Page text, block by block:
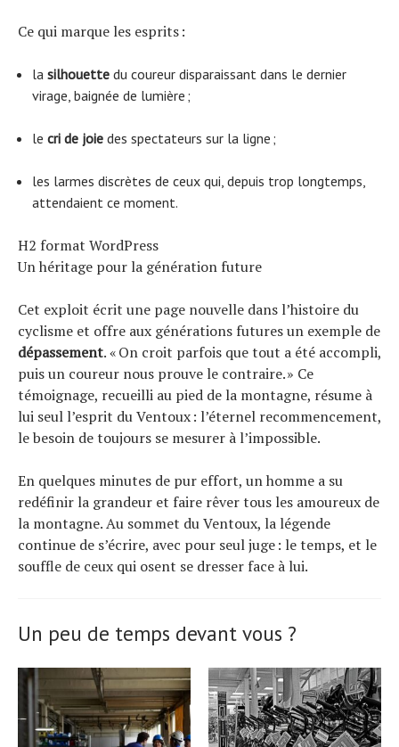
Ce qui marque les esprits :
la silhouette du coureur disparaissant dans le dernier
virage, baignée de lumière ;
le cri de joie des spectateurs sur la ligne ;
les larmes discrètes de ceux qui, depuis trop longtemps,
attendaient ce moment.
H2 format WordPress
Un héritage pour la génération future
Cet exploit écrit une page nouvelle dans l’histoire du
cyclisme et offre aux générations futures un exemple de
dépassement. « On croit parfois que tout a été accompli,
puis un coureur nous prouve le contraire. » Ce
témoignage, recueilli au pied de la montagne, résume à
lui seul l’esprit du Ventoux : l’éternel recommencement,
le besoin de toujours se mesurer à l’impossible.
En quelques minutes de pur effort, un homme a su
redéfinir la grandeur et faire rêver tous les amoureux de
la montagne. Au sommet du Ventoux, la légende
continue de s’écrire, avec pour seul juge : le temps, et le
souffle de ceux qui osent se dresser face à lui.
Un peu de temps devant vous ?